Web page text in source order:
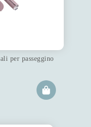
per passeggino